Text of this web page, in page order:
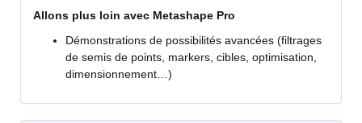
Allons plus loin avec Metashape Pro
Démonstrations de possibilités avancées (filtrages
de semis de points, markers, cibles, optimisation,
dimensionnement…)